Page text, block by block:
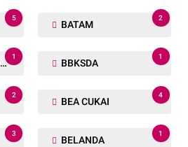
5
BATAM
2
1
BBKSDA
1
2
BEA CUKAI
4
3
BELANDA
1